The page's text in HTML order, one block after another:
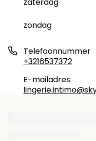
zondag
Telefoonnummer
+3216537372
E-mailadres